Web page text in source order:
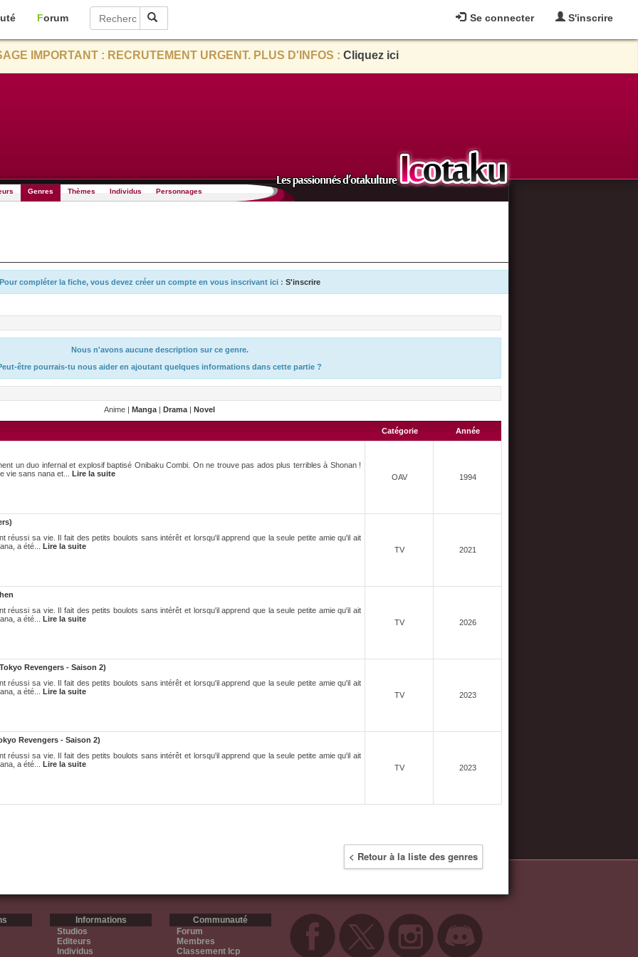
Se connecter S'inscrire
Forum
IMPORTANT : RECRUTEMENT URGENT. PLUS D'INFOS : Cliquez ici
Genres Thèmes Individus Personnages
compléter la fiche, vous devez créer un compte en vous inscrivant ici : S'inscrire
Nous n'avons aucune description sur ce genre.
être pourrais-tu nous aider en ajoutant quelques informations dans cette partie ?
Anime | Manga | Drama | Novel
Catégorie Année
un duo infernal et explosif baptisé Onibaku Combi. On ne trouve pas ados plus terribles à Shonan !
vie sans nana et... Lire la suite OAV 1994
réussi sa vie. Il fait des petits boulots sans intérêt et lorsqu'il apprend que la seule petite amie qu'il ait
a été... Lire la suite TV 2021
réussi sa vie. Il fait des petits boulots sans intérêt et lorsqu'il apprend que la seule petite amie qu'il ait
a été... Lire la suite TV 2026
Revengers - Saison 2)
réussi sa vie. Il fait des petits boulots sans intérêt et lorsqu'il apprend que la seule petite amie qu'il ait
a été... Lire la suite TV 2023
Revengers - Saison 2)
réussi sa vie. Il fait des petits boulots sans intérêt et lorsqu'il apprend que la seule petite amie qu'il ait
a été... Lire la suite TV 2023
< Retour à la liste des genres
Informations
Studios
Editeurs
Individus
Communauté
Forum
Membres
Classement Icp